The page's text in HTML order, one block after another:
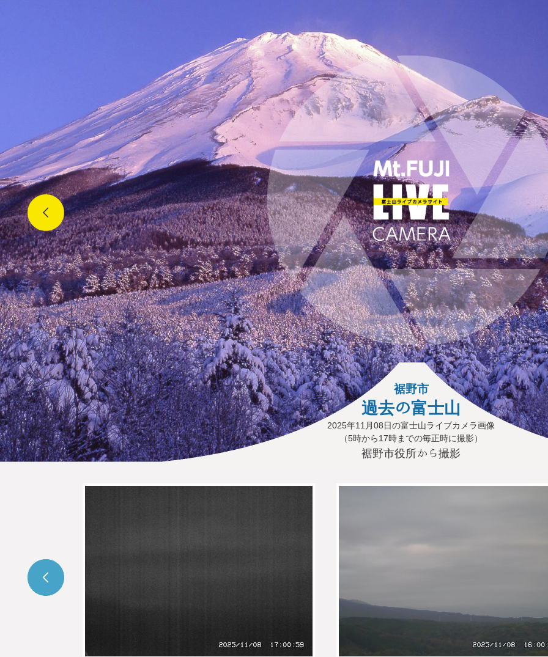
裾野市
過去の富士山
2025年11月08日の富士山ライブカメラ画像
（5時から17時までの毎正時に撮影）
裾野市役所から撮影